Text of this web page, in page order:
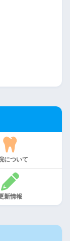
について
新情報